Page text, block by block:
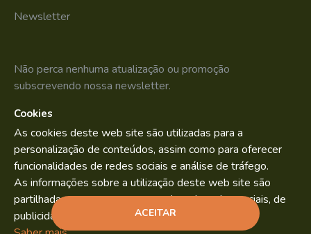
Newsletter
Não perca nenhuma atualização ou promoção
subscrevendo nossa newsletter.
Li e aceito osPolítica de Privacidade
Copyright © 2022. ByBild.pt
ACEITAR
Cookies
As cookies deste web site são utilizadas para a
personalização de conteúdos, assim como para oferecer
funcionalidades de redes sociais e análise de tráfego.
As informações sobre a utilização deste web site são
partilhadas com os nossos parceiros de redes sociais, de
publicidade e análise.